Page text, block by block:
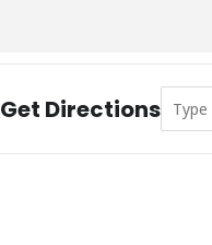
Get Directions